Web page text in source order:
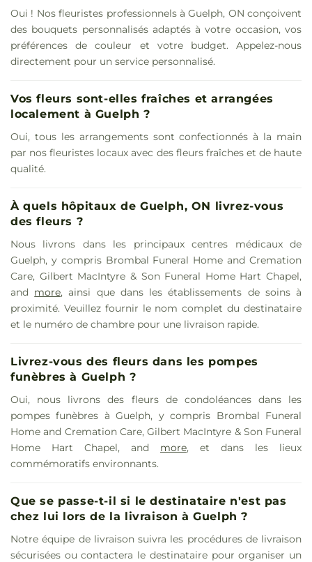
Oui ! Nos fleuristes professionnels à Guelph, ON conçoivent
des bouquets personnalisés adaptés à votre occasion, vos
préférences de couleur et votre budget. Appelez-nous
directement pour un service personnalisé.
Vos fleurs sont-elles fraîches et arrangées
localement à Guelph ?
Oui, tous les arrangements sont confectionnés à la main
par nos fleuristes locaux avec des fleurs fraîches et de haute
qualité.
À quels hôpitaux de Guelph, ON livrez-vous
des fleurs ?
Nous livrons dans les principaux centres médicaux de
Guelph, y compris Brombal Funeral Home and Cremation
Care, Gilbert MacIntyre & Son Funeral Home Hart Chapel,
and more, ainsi que dans les établissements de soins à
proximité. Veuillez fournir le nom complet du destinataire
et le numéro de chambre pour une livraison rapide.
Livrez-vous des fleurs dans les pompes
funèbres à Guelph ?
Oui, nous livrons des fleurs de condoléances dans les
pompes funèbres à Guelph, y compris Brombal Funeral
Home and Cremation Care, Gilbert MacIntyre & Son Funeral
Home Hart Chapel, and more, et dans les lieux
commémoratifs environnants.
Que se passe-t-il si le destinataire n'est pas
chez lui lors de la livraison à Guelph ?
Notre équipe de livraison suivra les procédures de livraison
sécurisées ou contactera le destinataire pour organiser un